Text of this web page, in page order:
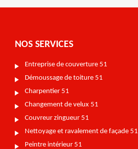
NOS SERVICES
Entreprise de couverture 51
Démoussage de toiture 51
Charpentier 51
Changement de velux 51
Couvreur zingueur 51
Nettoyage et ravalement de façade 51
Peintre intérieur 51